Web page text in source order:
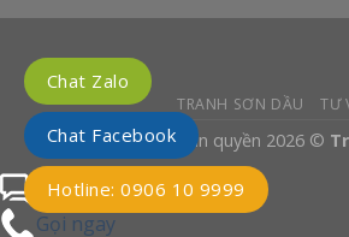
TRANH SƠN DẦU TƯ
Bản quyền 2026 ©
Chat Zalo
Chat Facebook
Hotline: 0906 10 9999
Chat Facebook với tư vấn
Gọi ngay